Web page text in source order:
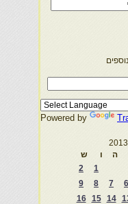
Powered by
ה ו
ש
1
2
6
7
8
9
14
15
16